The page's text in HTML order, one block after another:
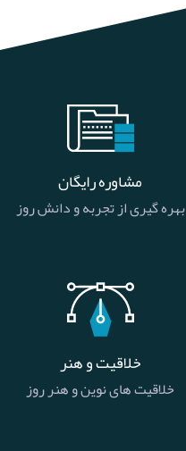
مشاوره رایگان
بهره گیری از تجربه و دانش روز
خلاقیت و هنر
خلاقیت های نوین و هنر روز